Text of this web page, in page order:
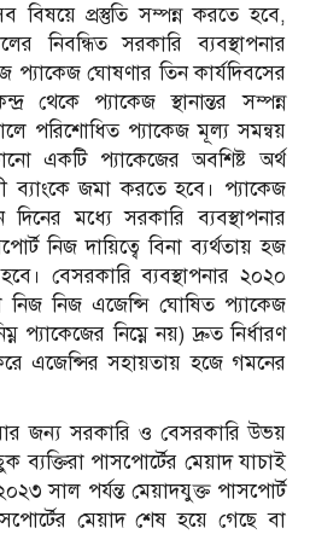
বিষয়ে প্রস্তুতি সম্পন্ন করতে হবে,
নিবন্ধিত সরকারি ব্যবস্থাপনার
প্যাকেজ ঘোষণার তিন কার্যদিবসের
থেকে প্যাকেজ স্থানান্তর সম্পন্ন
পরিশোধিত প্যাকেজ মূল্য সমন্বয়
একটি প্যাকেজের অবশিষ্ট অর্থ
ব্যাংকে জমা করতে হবে। প্যাকেজ
দিনের মধ্যে সরকারি ব্যবস্থাপনার
নিজ দায়িত্বে বিনা ব্যর্থতায় হজ
বেসরকারি ব্যবস্থাপনার ২০২০
নিজ নিজ এজেন্সি ঘোষিত প্যাকেজ
প্যাকেজের নিম্নে নয়) দ্রুত নির্ধারণ
এজেন্সির সহায়তায় হজে গমনের
জন্য সরকারি ও বেসরকারি উভয়
ব্যক্তিরা পাসপোর্টের মেয়াদ যাচাই
সাল পর্যন্ত মেয়াদযুক্ত পাসপোর্ট
মেয়াদ শেষ হয়ে গেছে বা